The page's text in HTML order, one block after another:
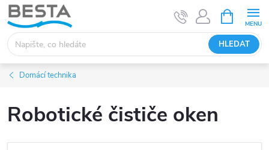
Přejít
na
obsah
HLEDAT
NÁKUPNÍ
KOŠÍK
Domácí technika
Robotické čističe oken